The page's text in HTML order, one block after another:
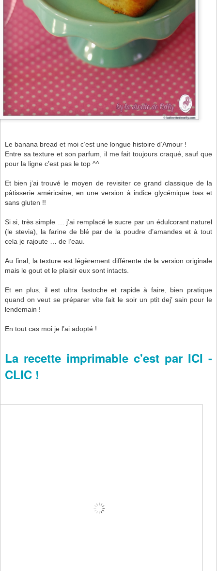
Le banana bread et moi c’est une longue histoire d’Amour !
Entre sa texture et son parfum, il me fait toujours craqué, sauf que
pour la ligne c’est pas le top ^^
Et bien j’ai trouvé le moyen de revisiter ce grand classique de la
pâtisserie américaine, en une version à indice glycémique bas et
sans gluten !!
Si si, très simple … j’ai remplacé le sucre par un édulcorant naturel
(le stevia), la farine de blé par de la poudre d’amandes et à tout
cela je rajoute … de l’eau.
Au final, la texture est légèrement différente de la version originale
mais le gout et le plaisir eux sont intacts.
Et en plus, il est ultra fastoche et rapide à faire, bien pratique
quand on veut se préparer vite fait le soir un ptit dej’ sain pour le
lendemain !
En tout cas moi je l’ai adopté !
La recette imprimable c'est par ICI -
CLIC !